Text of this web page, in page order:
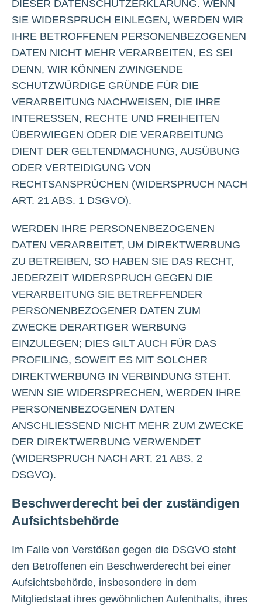
DIESER DATENSCHUTZERKLÄRUNG. WENN
SIE WIDERSPRUCH EINLEGEN, WERDEN WIR
IHRE BETROFFENEN PERSONENBEZOGENEN
DATEN NICHT MEHR VERARBEITEN, ES SEI
DENN, WIR KÖNNEN ZWINGENDE
SCHUTZWÜRDIGE GRÜNDE FÜR DIE
VERARBEITUNG NACHWEISEN, DIE IHRE
INTERESSEN, RECHTE UND FREIHEITEN
ÜBERWIEGEN ODER DIE VERARBEITUNG
DIENT DER GELTENDMACHUNG, AUSÜBUNG
ODER VERTEIDIGUNG VON
RECHTSANSPRÜCHEN (WIDERSPRUCH NACH
ART. 21 ABS. 1 DSGVO).
WERDEN IHRE PERSONENBEZOGENEN
DATEN VERARBEITET, UM DIREKTWERBUNG
ZU BETREIBEN, SO HABEN SIE DAS RECHT,
JEDERZEIT WIDERSPRUCH GEGEN DIE
VERARBEITUNG SIE BETREFFENDER
PERSONENBEZOGENER DATEN ZUM
ZWECKE DERARTIGER WERBUNG
EINZULEGEN; DIES GILT AUCH FÜR DAS
PROFILING, SOWEIT ES MIT SOLCHER
DIREKTWERBUNG IN VERBINDUNG STEHT.
WENN SIE WIDERSPRECHEN, WERDEN IHRE
PERSONENBEZOGENEN DATEN
ANSCHLIESSEND NICHT MEHR ZUM ZWECKE
DER DIREKTWERBUNG VERWENDET
(WIDERSPRUCH NACH ART. 21 ABS. 2
DSGVO).
Beschwerderecht bei der zuständigen
Aufsichtsbehörde
Im Falle von Verstößen gegen die DSGVO steht
den Betroffenen ein Beschwerderecht bei einer
Aufsichtsbehörde, insbesondere in dem
Mitgliedstaat ihres gewöhnlichen Aufenthalts, ihres